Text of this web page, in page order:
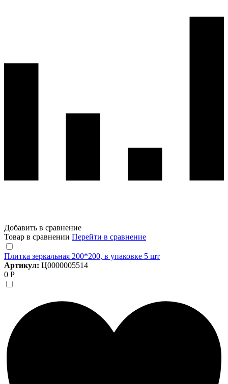
Добавить в сравнение
Товар в сравнении Перейти в сравнение
Плитка зеркальная 200*200, в упаковке 5 шт
Артикул: Ц0000005514
0 Р